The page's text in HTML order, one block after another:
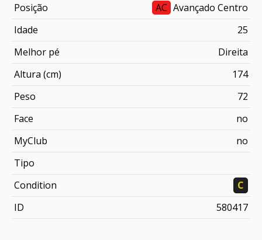
Posição
AC Avançado Centro
Idade
25
Melhor pé
Direita
Altura (cm)
174
Peso
72
Face
no
MyClub
no
Tipo
Condition
C
ID
580417